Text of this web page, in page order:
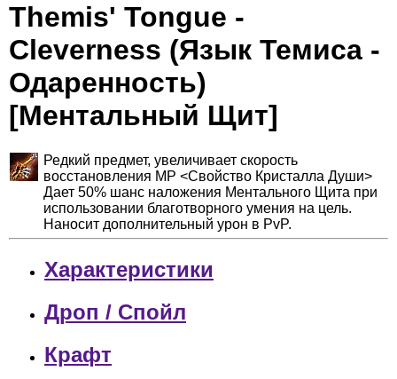
Themis' Tongue -
Cleverness (Язык Темиса -
Одаренность)
[Ментальный Щит]
Редкий предмет, увеличивает скорость
восстановления MP <Свойство Кристалла Души>
Дает 50% шанс наложения Ментального Щита при
использовании благотворного умения на цель.
Наносит дополнительный урон в PvP.
Характеристики
Дроп / Спойл
Крафт